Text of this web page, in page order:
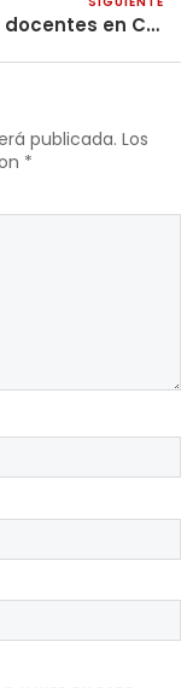
Paro de docentes en Chocó
publicada. Los
*